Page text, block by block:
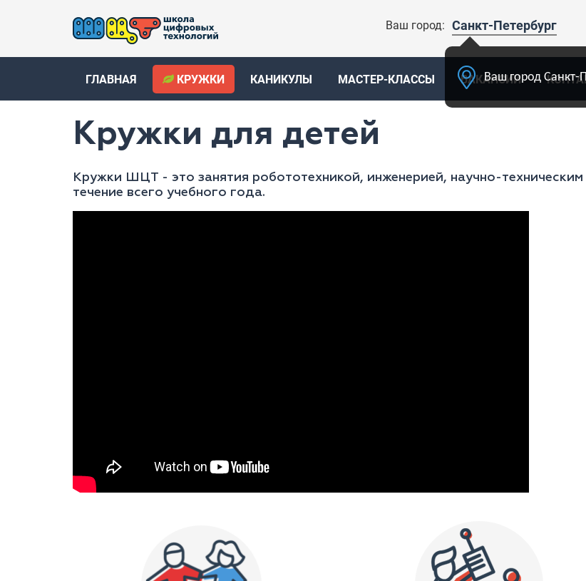
Ваш город: Санкт-Петербург
Ваш город Санкт-
ГЛАВНАЯ КРУЖКИ КАНИКУЛЫ МАСТЕР-КЛАССЫ ВАКАНСИИ
Кружки для детей
Кружки ШЦТ - это занятия робототехникой, инженерией, научно-
течение всего учебного года.